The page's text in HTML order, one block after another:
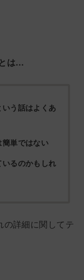
は…
う話はよくあ
単ではない
るのかもしれ
の詳細に関してテ